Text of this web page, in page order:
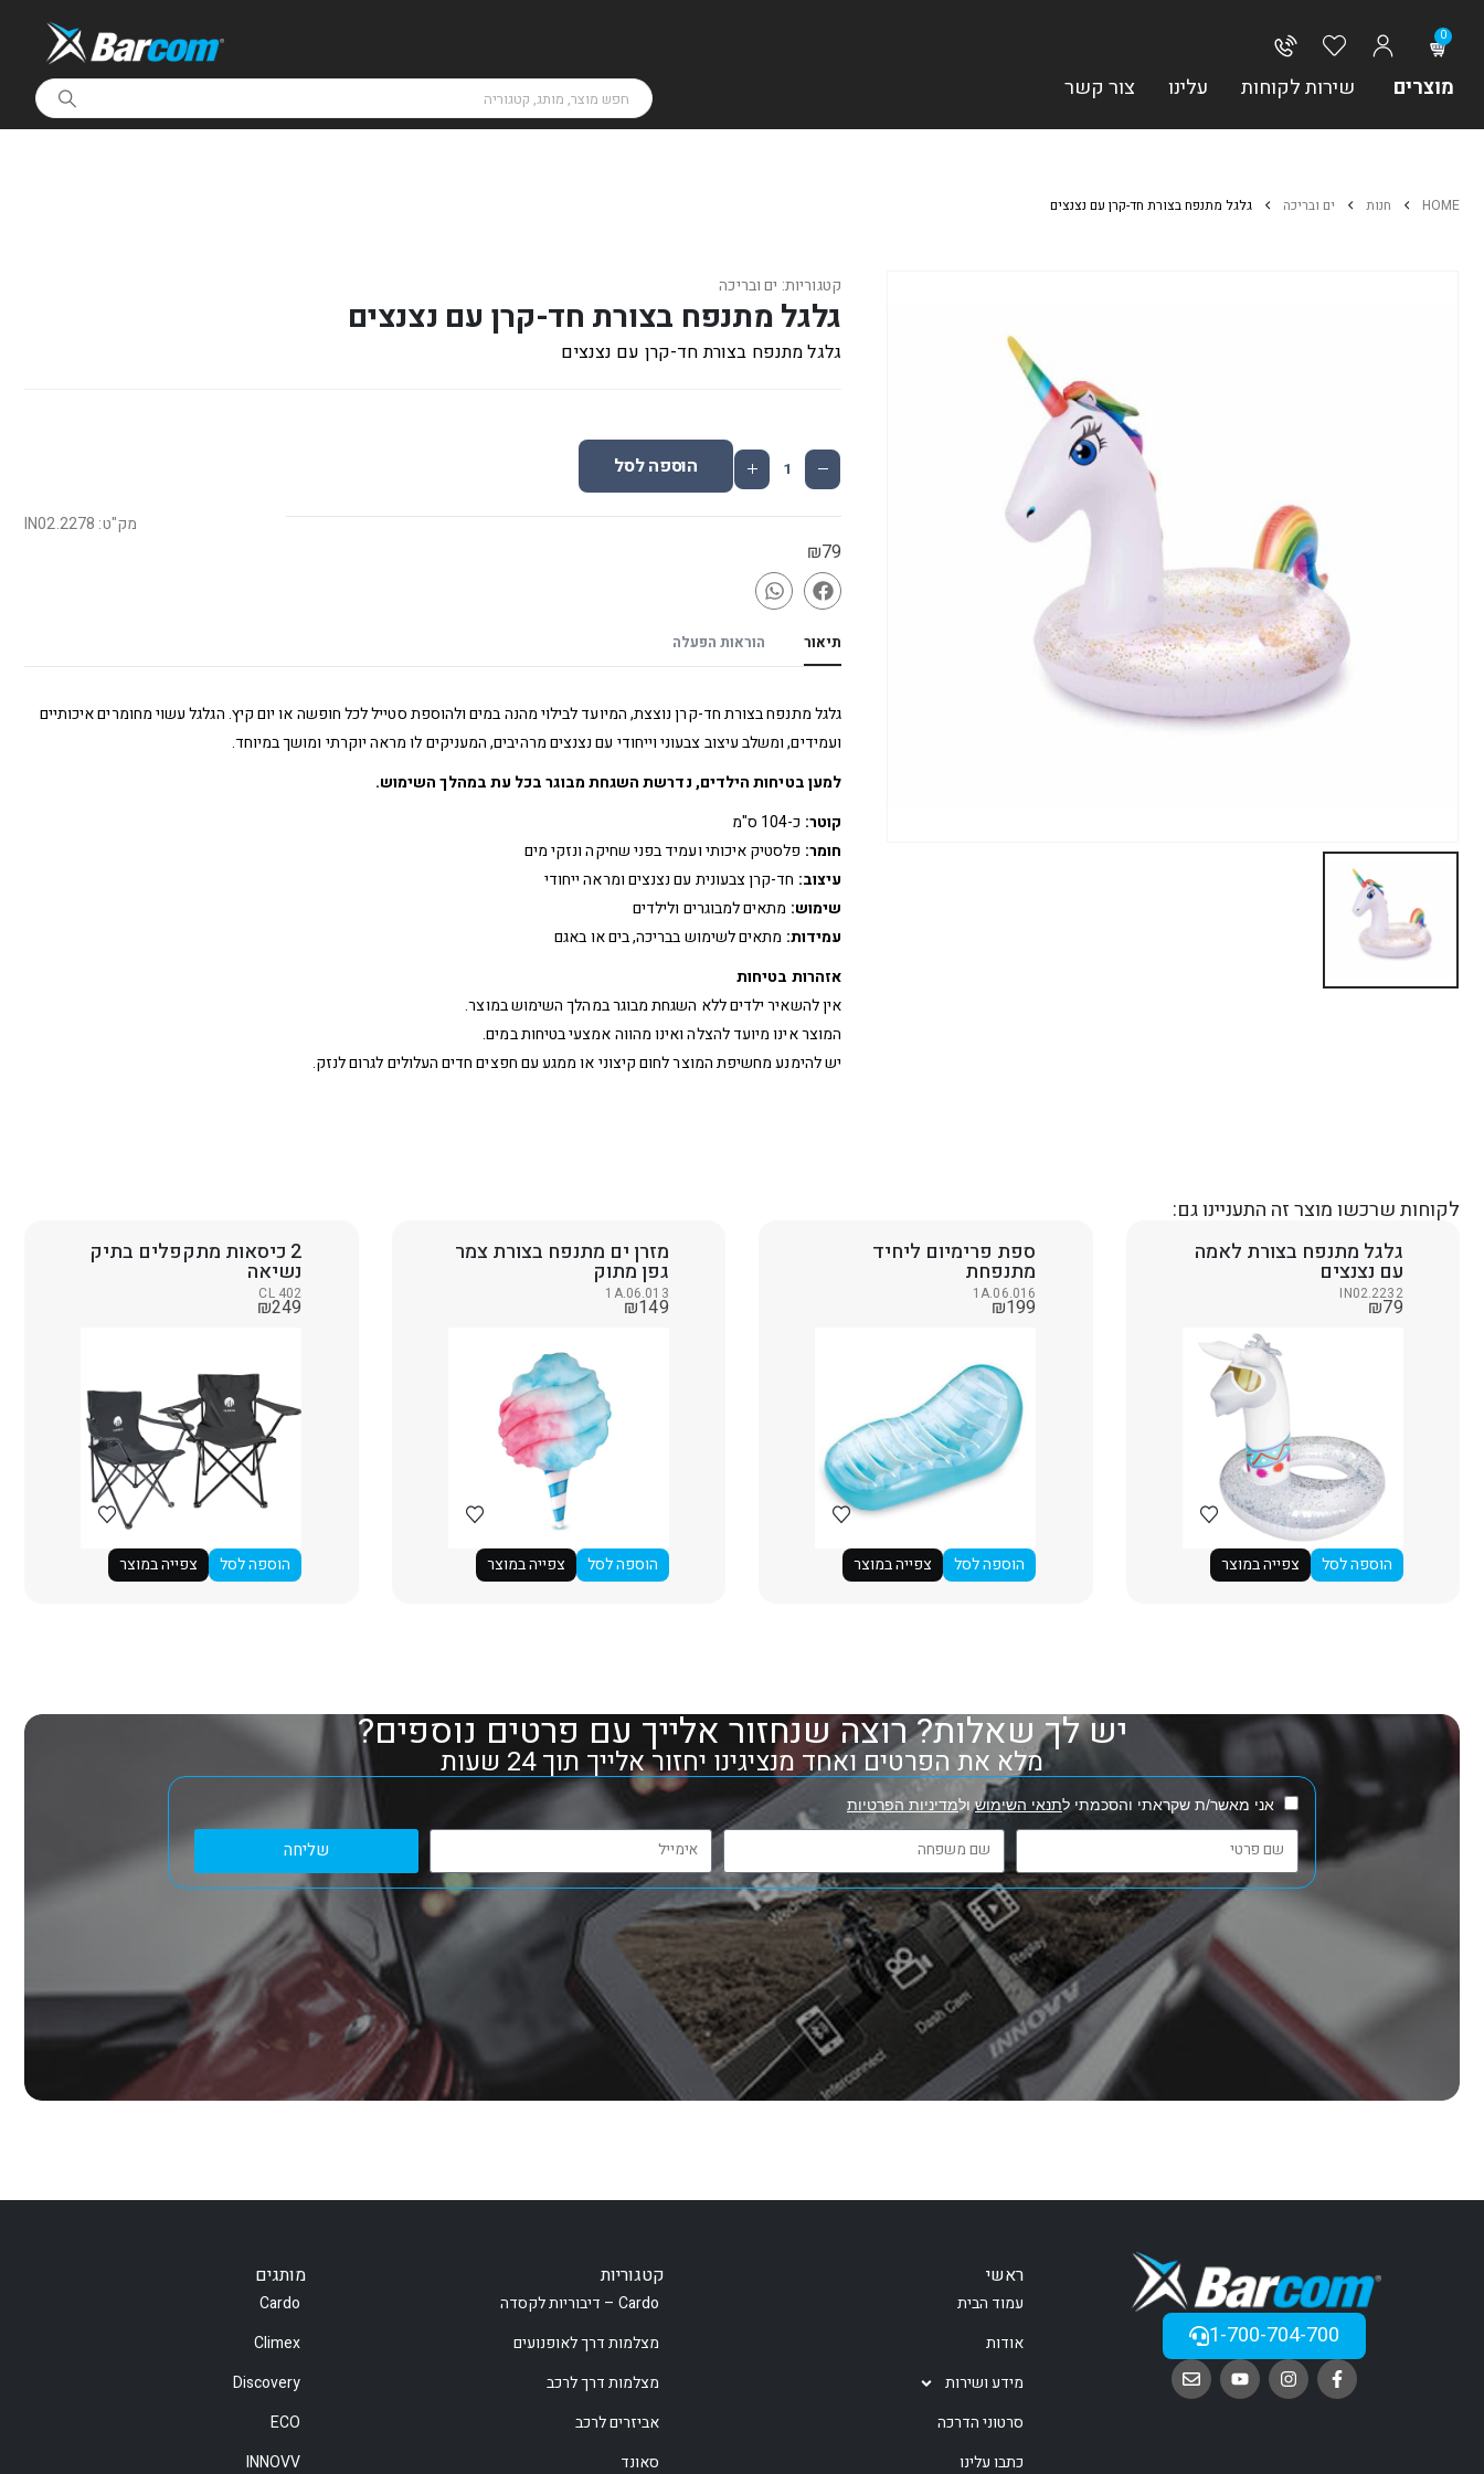
0
מוצרים שירות לקוחות עלינו צור קשר
HOME חנות ים ובריכה גלגל מתנפח בצורת חד-קרן עם נצנצים
קטגוריות: ים ובריכה
גלגל מתנפח בצורת חד-קרן עם נצנצים
גלגל מתנפח בצורת חד-קרן עם נצנצים
₪79
מק"ט: IN02.2278
הוספה לסל
תיאור הוראות הפעלה
גלגל מתנפח בצורת חד-קרן נוצצת, המיועד לבילוי מהנה במים ולהוספת סטייל לכל חופשה או יום קיץ. הגלגל עשוי מחומרים איכותיים
ועמידים, ומשלב עיצוב צבעוני וייחודי עם נצנצים מרהיבים, המעניקים לו מראה יוקרתי ומושך במיוחד.
למען בטיחות הילדים, נדרשת השגחת מבוגר בכל עת במהלך השימוש.
קוטר: כ-104 ס"מ
חומר: פלסטיק איכותי ועמיד בפני שחיקה ונזקי מים
עיצוב: חד-קרן צבעונית עם נצנצים ומראה ייחודי
שימוש: מתאים למבוגרים ולילדים
עמידות: מתאים לשימוש בבריכה, בים או באגם
אזהרות בטיחות
אין להשאיר ילדים ללא השגחת מבוגר במהלך השימוש במוצר.
המוצר אינו מיועד להצלה ואינו מהווה אמצעי בטיחות במים.
יש להימנע מחשיפת המוצר לחום קיצוני או ממגע עם חפצים חדים העלולים לגרום לנזק.
לקוחות שרכשו מוצר זה התעניינו גם:
גלגל מתנפח בצורת לאמה
עם נצנצים
IN02.2232
₪79
הוספה לסל צפייה במוצר
ספת פרימיום ליחיד
מתנפחת
1A.06.016
₪199
הוספה לסל צפייה במוצר
מזרן ים מתנפח בצורת צמר
גפן מתוק
1A.06.013
₪149
הוספה לסל צפייה במוצר
2 כיסאות מתקפלים בתיק
נשיאה
CL 402
₪249
הוספה לסל צפייה במוצר
יש לך שאלות? רוצה שנחזור אלייך עם פרטים נוספים?
מלא את הפרטים ואחד מנציגינו יחזור אלייך תוך 24 שעות
אני מאשר/ת שקראתי והסכמתי לתנאי השימושולמדיניות הפרטיות
שליחה
1-700-704-700
ראשי
עמוד הבית
אודות
מידע ושירות
סרטוני הדרכה
כתבו עלינו
קטגוריות
Cardo – דיבוריות לקסדה
מצלמות דרך לאופנועים
מצלמות דרך לרכב
אביזרים לרכב
סאונד
מותגים
Cardo
Climex
Discovery
ECO
INNOVV